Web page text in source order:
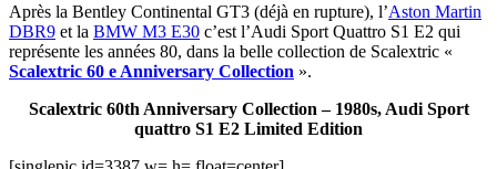
Après la Bentley Continental GT3 (déjà en rupture), l’Aston Martin
DBR9 et la BMW M3 E30 c’est l’Audi Sport Quattro S1 E2 qui
représente les années 80, dans la belle collection de Scalextric «
Scalextric 60 e Anniversary Collection ».
Scalextric 60th Anniversary Collection – 1980s, Audi Sport
quattro S1 E2 Limited Edition